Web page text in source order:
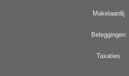
Makelaardij
Beleggingen
Taxaties